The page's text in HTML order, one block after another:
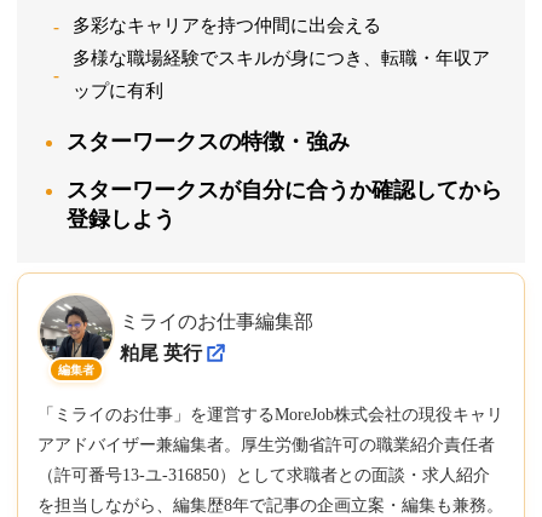
多彩なキャリアを持つ仲間に出会える
多様な職場経験でスキルが身につき、転職・年収ア
ップに有利
スターワークスの特徴・強み
スターワークスが自分に合うか確認してから
登録しよう
編集者
ミライのお仕事編集部
粕尾 英行
「ミライのお仕事」を運営するMoreJob株式会社の現役キャリ
アアドバイザー兼編集者。厚生労働省許可の職業紹介責任者
（許可番号13-ユ-316850）として求職者との面談・求人紹介
を担当しながら、編集歴8年で記事の企画立案・編集も兼務。